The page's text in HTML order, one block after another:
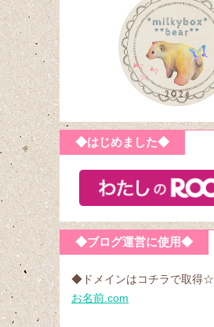
◆はじめました◆
◆ブログ運営に使用◆
◆ドメインはコチラで取得☆
お名前.com